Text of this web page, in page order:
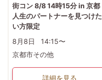
街コン 8/8 14時15分 in 京都
人生のパートナーを見つけた
い方限定
8月8日
14:15〜
京都市その他
詳細を見る